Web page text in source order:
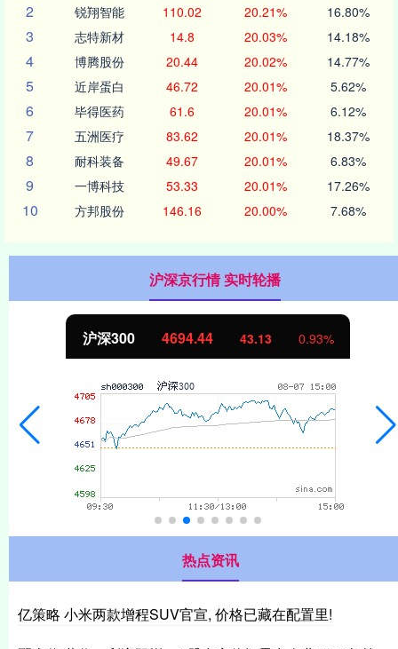
2 锐翔智能 110.02 20.21% 16.80%
3 志特新材 14.8 20.03% 14.18%
4 博腾股份 20.44 20.02% 14.77%
5 近岸蛋白 46.72 20.01% 5.62%
6 毕得医药 61.6 20.01% 6.12%
7 五洲医疗 83.62 20.01% 18.37%
8 耐科装备 49.67 20.01% 6.83%
9 一博科技 53.33 20.01% 17.26%
10 方邦股份 146.16 20.00% 7.68%
沪深京行情 实时轮播
沪深300 4694.44 43.13 0.93%
热点资讯
亿策略 小米两款增程SUV官宣, 价格已藏在配置里!